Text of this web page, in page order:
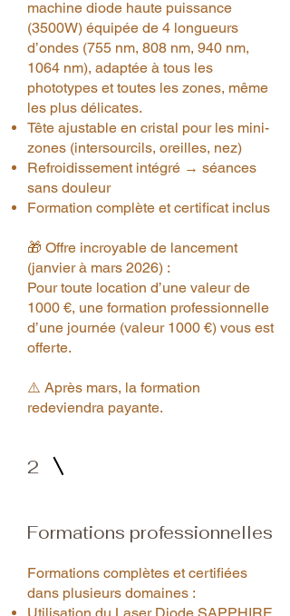
machine diode haute puissance
(3500W) équipée de 4 longueurs
d’ondes (755 nm, 808 nm, 940 nm,
1064 nm), adaptée à tous les
phototypes et toutes les zones, même
les plus délicates.
Tête ajustable en cristal pour les mini-
zones (intersourcils, oreilles, nez)
Refroidissement intégré → séances
sans douleur
Formation complète et certificat inclus
🎁 Offre incroyable de lancement
(janvier à mars 2026) :
Pour toute location d’une valeur de
1000 €, une formation professionnelle
d’une journée (valeur 1000 €) vous est
offerte.
⚠️ Après mars, la formation
redeviendra payante.
2
Formations professionnelles
Formations complètes et certifiées
dans plusieurs domaines :
Utilisation du Laser Diode SAPPHIRE